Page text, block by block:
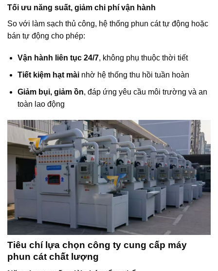
Tối ưu năng suất, giảm chi phí vận hành
So với làm sạch thủ công, hệ thống phun cát tự động hoặc
bán tự động cho phép:
Vận hành liên tục 24/7, không phụ thuộc thời tiết
Tiết kiệm hạt màinhờ hệ thống thu hồi tuần hoàn
Giảm bụi, giảm ồn, đáp ứng yêu cầu môi trường và an
toàn lao động
Tiêu chí lựa chọn công ty cung cấp máy
phun cát chất lượng